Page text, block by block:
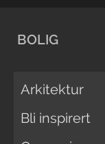
BOLIG
Arkitektur
Bli inspirert